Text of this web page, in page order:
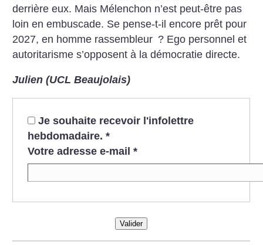
derrière eux. Mais Mélenchon n’est peut-être pas
loin en embuscade. Se pense-t-il encore prêt pour
2027, en homme rassembleur ? Ego personnel et
autoritarisme s’opposent à la démocratie directe.
Julien (UCL Beaujolais)
Je souhaite recevoir l'infolettre
hebdomadaire. *
Votre adresse e-mail *
Valider